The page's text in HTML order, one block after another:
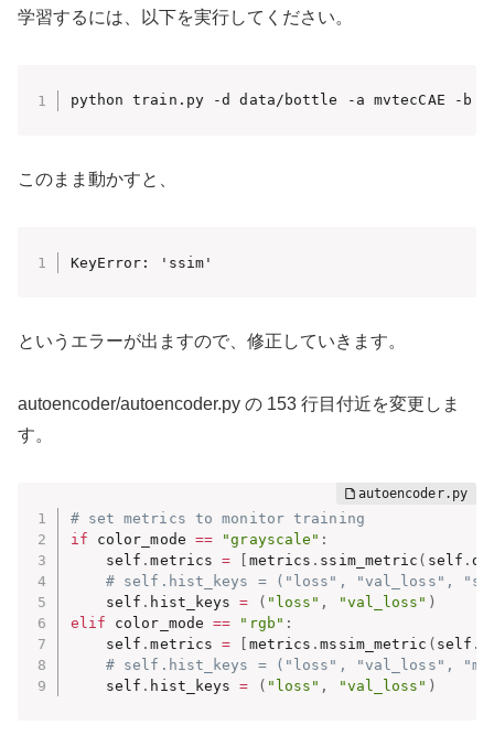
学習するには、以下を実行してください。
python train.py -d data/bottle -a mvtecCAE -b
このまま動かすと、
KeyError: 'ssim'
というエラーが出ますので、修正していきます。
autoencoder/autoencoder.py の 153 行目付近を変更しま
す。
# set metrics to monitor training
if color_mode == "grayscale" :
    self
.metrics = [ metrics . ssim_metric ( self .
# self.hist_keys = ("loss", "val_loss",
    self
. hist_keys = ( "loss" , "val_loss" )
elif color_mode == "rgb" :
    self
.metrics = [ metrics .mssim_metric ( self .
# self.hist_keys = ("loss", "val_loss",
    self
. hist_keys = ( "loss" , "val_loss" )